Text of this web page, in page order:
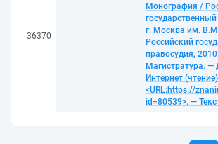
36370
Монография /
г. Москва им.
Российский
правосудия,
Магистратура. —
Интернет
<URL:https://
id=80539>. —